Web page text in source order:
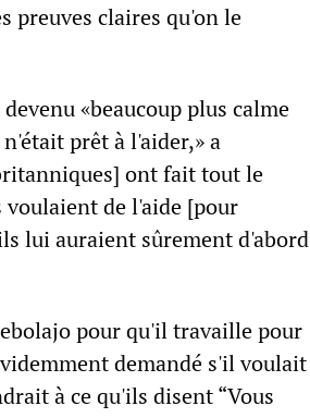
preuves claires qu'on le
«beaucoup plus calme
prêt à l'aider,» a
ont fait tout le
de l'aide [pour
lui auraient sûrement d'abord
pour qu'il travaille pour
demandé s'il voulait
à ce qu'ils disent “Vous